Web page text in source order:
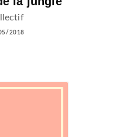
2018